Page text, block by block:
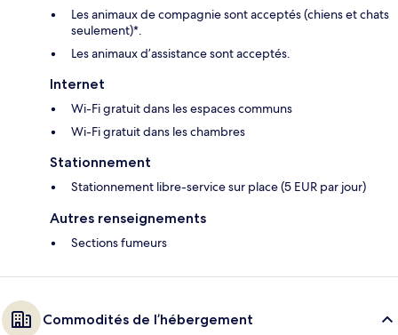
Les animaux de compagnie sont acceptés (chiens et chats
seulement)*.
Les animaux d’assistance sont acceptés.
Internet
Wi-Fi gratuit dans les espaces communs
Wi-Fi gratuit dans les chambres
Stationnement
Stationnement libre-service sur place (5 EUR par jour)
Autres renseignements
Sections fumeurs
Commodités de l’hébergement